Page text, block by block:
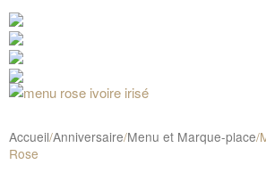
Accueil/Anniversaire/Menu et Marque-place/
Rose